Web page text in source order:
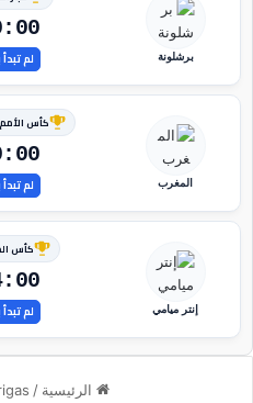
برشلونة لم
المغرب
كأس
لم
إنتر ميامي
كأس
لم
الرئيسية /